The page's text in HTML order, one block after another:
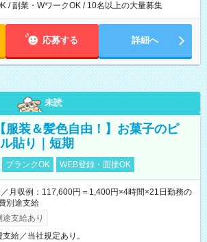
/ 副業・WワークOK / 10名以上の大量募集
応募する 詳細へ
未読
服装＆髪色自由！】お菓子のピ
貼り｜短期
ブランクOK WEB登録・面接OK
月収例：117,600円＝1,400円×4時間×21日勤務の
別途支給
支給あり
支給／当社規定あり。